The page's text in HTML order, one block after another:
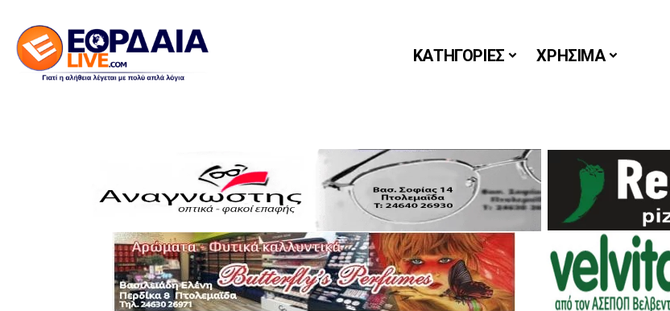
ΚΑΤΗΓΟΡΙΕΣ ΧΡΗΣΙΜΑ